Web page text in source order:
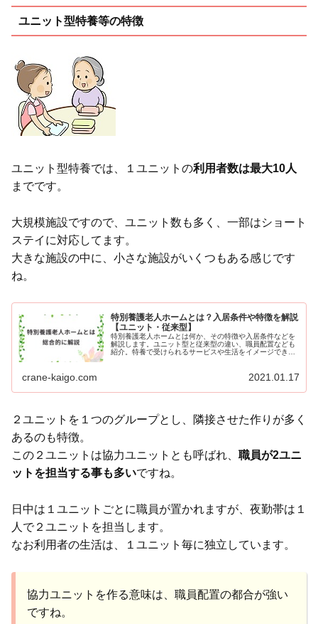
ユニット型特養等の特徴
ユニット型特養では、１ユニットの利用者数は最大10人
までです。
大規模施設ですので、ユニット数も多く、一部はショート
ステイに対応してます。
大きな施設の中に、小さな施設がいくつもある感じです
ね。
特別養護老人ホームとは？入居条件や特徴を解説
【ユニット・従来型】
特別養護老人ホームとは何か、その特徴や入居条件などを
解説します。ユニット型と従来型の違い、職員配置なども
紹介。特養で受けられるサービスや生活をイメージできる
crane-kaigo.com 2021.01.17
２ユニットを１つのグループとし、隣接させた作りが多く
あるのも特徴。
この２ユニットは協力ユニットとも呼ばれ、 職員が2ユニ
ットを担当する事も多いですね。
日中は１ユニットごとに職員が置かれますが、夜勤帯は１
人で２ユニットを担当します。
なお利用者の生活は、１ユニット毎に独立しています。
協力ユニットを作る意味は、職員配置の都合が強い
ですね。